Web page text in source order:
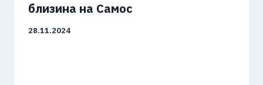
близина на Самос
28.11.2024